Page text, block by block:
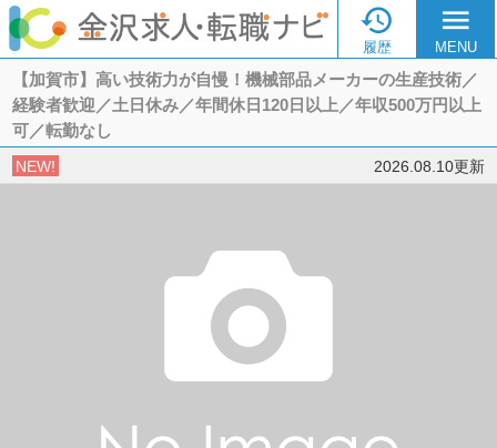

履歴
menu
MENU
【加賀市】高い技術力が自慢！機械部品メーカーの生産技術／
経験者歓迎／土日休み／年間休日120日以上／年収500万円以上
可／転勤なし
NEW! 2026.08.10更新